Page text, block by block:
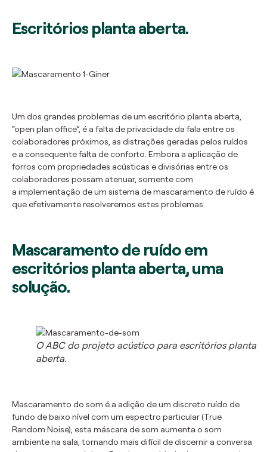
Escritórios planta aberta.
Um dos grandes problemas de um escritório planta aberta,
“open plan office”, é a falta de privacidade da fala entre os
colaboradores próximos, as distrações geradas pelos ruídos
e a consequente falta de conforto. Embora a aplicação de
forros com propriedades acústicas e divisórias entre os
colaboradores possam atenuar, somente com
a implementação de um sistema de mascaramento de ruído é
que efetivamente resolveremos estes problemas.
Mascaramento de ruído em
escritórios planta aberta, uma
solução.
O ABC do projeto acústico para escritórios planta
aberta.
Mascaramento do som é a adição de um discreto ruído de
fundo de baixo nível com um espectro particular(True
Random Noise) , esta máscara de som aumenta o som
ambiente na sala tornando mais difícil dediscernir a conversa